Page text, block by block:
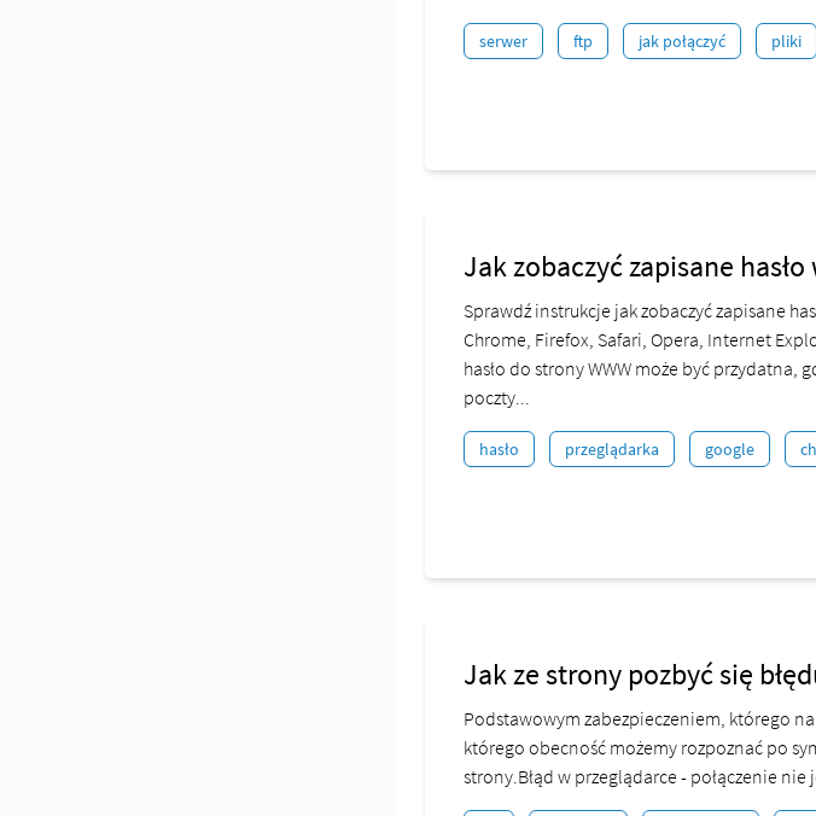
serwer ftp jak połączyć pliki
Jak zobaczyć zapisane
Sprawdź instrukcje jak zobaczyć zapisane
Chrome, Firefox, Safari, Opera, Internet
hasło do strony WWW może być przydatna,
poczty...
hasło przeglądarka google
Jak ze strony pozbyć się
Podstawowym zabezpieczeniem, którego
którego obecność możemy rozpoznać po
strony.Błąd w przeglądarce - połączenie nie